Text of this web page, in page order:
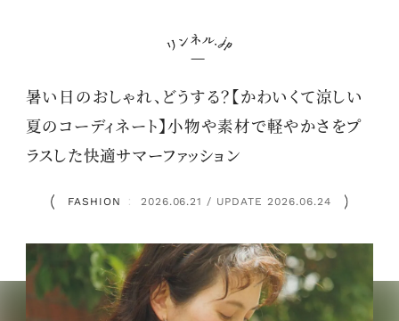
暑い日のおしゃれ、どうする？【かわいくて涼しい
夏のコーディネート】小物や素材で軽やかさをプ
ラスした快適サマーファッション
FASHION ： 2026.06.21 / UPDATE 2026.06.24